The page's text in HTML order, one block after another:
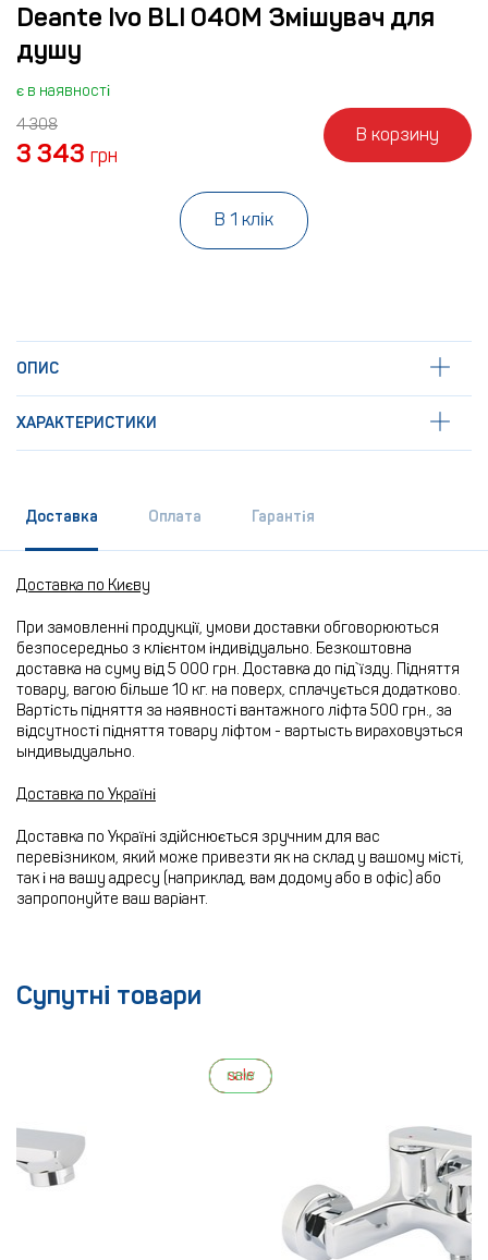
Deante Ivo BLI 040M Змішувач для
душу
є в наявності
4 308
3 343 грн
В корзину
В 1 клік
ОПИС
ХАРАКТЕРИСТИКИ
Доставка Оплата Гарантія
Доставка по Києву
При замовленні продукції, умови доставки обговорюються
безпосередньо з клієнтом індивідуально. Безкоштовна
доставка на суму від 5 000 грн. Доставка до під`їзду. Підняття
товару, вагою більше 10 кг. на поверх, сплачується додатково.
Вартість підняття за наявності вантажного ліфта 500 грн., за
відсутності підняття товару ліфтом - вартысть вираховуэться
ындивыдуально.
Доставка по Україні
Доставка по Україні здійснюється зручним для вас
перевізником, який може привезти як на склад у вашому місті,
так і на вашу адресу (наприклад, вам додому або в офіс) або
запропонуйте ваш варіант.
Супутні товари